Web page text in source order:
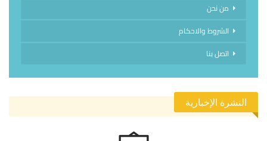
من نحن
الشروط والاحكام
اتصل بنا
النشرة الإخبارية